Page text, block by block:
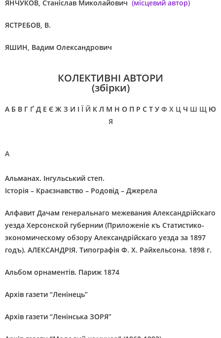
ЯНЧУКОВ, Станіслав Миколайович (місцевий автор)
ЯСТРЕБОВ, В.
ЯШИН, Вадим Олександрович
КОЛЕКТИВНІ АВТОРИ
(збірки)
А Б В Г Ґ Д Е Є Ж З И І Ї Й К Л М Н О П Р С Т У Ф Х Ц Ч Ш Щ Ю
Я
А
Альманах. Інгульський степ.
Історія – Краєзнавство – Родовід – Джерела
Алфавит Дачам генеральнаго межевания Александрійскаго
уезда Херсонской губернии (Приложеніе къ Статистико-
экономическому обзору Александрійскаго уезда за 1897
годъ). АЛЕКСАНДРІЯ. Типографія Ф. Х. Райхельсона. 1898 г.
Альбом орнаментів. Париж 1874
Архів газети “Ленінець”
Архів газети “Ленінська ЗОРЯ”